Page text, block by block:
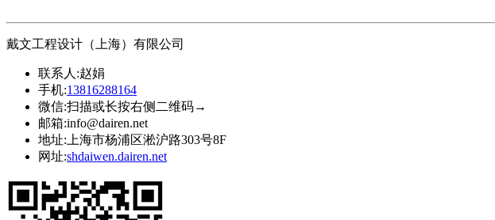
戴文工程设计（上海）有限公司
联系人:赵娟
手机:13816288164
微信:扫描或长按右侧二维码→
邮箱:info@dairen.net
地址: 上海市杨浦区淞沪路303号8F
网址:shdaiwen.dairen.net